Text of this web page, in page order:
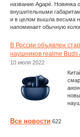
название Agapé. Новинка
внушительными
и в целом вышла весьма
напоминает обычную
В России объявлен
наушников realme Buds
10 июля 2022
Все новости 622